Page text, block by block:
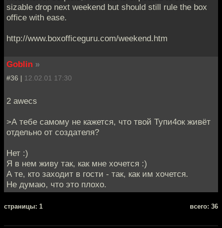
sizable drop next weekend but should still rule the box
office with ease.
http://www.boxofficeguru.com/weekend.htm
Goblin »
#36 | 12.02.01 17:30
2 awecs
>А тебе самому не кажется, что твой Тупи4ок живёт
отдельно от создателя?
Нет :)
Я в нем живу так, как мне хочется :)
А те, кто заходит в гости - так, как им хочется.
Не думаю, что это плохо.
cтраницы: 1 всего: 36